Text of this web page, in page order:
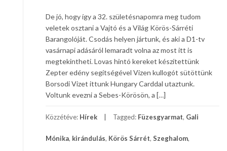
De jó, hogy így a 32. születésnapomra meg tudom
veletek osztani a Vajtó és a Világ Körös-Sárréti
Barangolóját. Csodás helyen jártunk, és aki a D1-tv
vasárnapi adásáról lemaradt volna az most itt is
megtekintheti. Lovas hintó kereket készítettünk
Zepter edény segítségével Vizen kullogót sütöttünk
Borsodi Vizet ittunk Hungary Carddal utaztunk.
Voltunk evezni a Sebes-Körösön, a […]
Közzétéve: Hírek Tagged: Füzesgyarmat, Gali
Mónika, kirándulás, Körös Sárrét, Szeghalom,